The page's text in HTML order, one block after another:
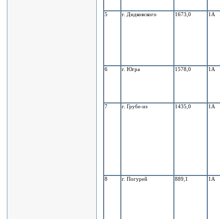
5 г. Дидковского 1673,0 1А
6 г. Югра 1578,0 1А
7 г. Грубе-из 1435,0 1А
8 г. Погурей 889,1 1А